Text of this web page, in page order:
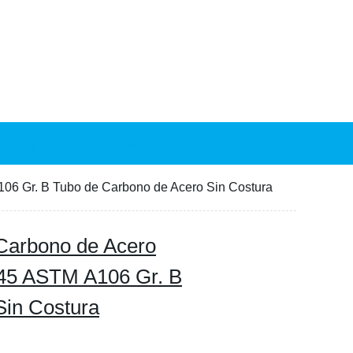
Gr. B Tubo de Carbono de Acero Sin Costura
de Acero
ASTM A106 Gr. B
Costura